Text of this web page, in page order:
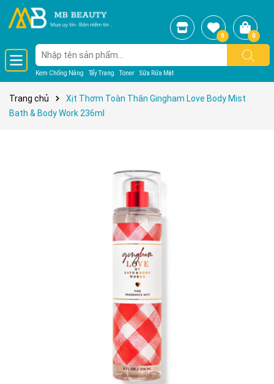
Kem Chống Nắng Tẩy Trang Toner Sữa Rửa Mặt
0 0
Trang chủ
Xịt Thơm Toàn Thân Gingham Love Body Mist
Bath & Body Work 236ml